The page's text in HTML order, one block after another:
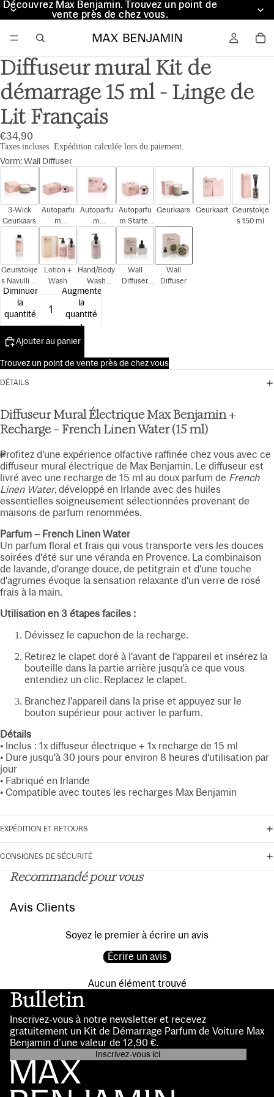
Découvrez Max Benjamin. Trouvez un point de
vente près de chez vous.
Découvrez Max Benjamin. Trouvez un point de
vente près de chez vous.
Diffuseur mural Kit de
démarrage 15 ml - Linge de
Lit Français
€34,90
Taxes incluses. Expédition calculée lors du paiement.
Vorm:Wall Diffuser
3-Wick
Geurkaars
Autoparfu
m
Autoparfu
m
Navulling
Autoparfu
m Starter
Geurkaars Geurkaart Geurstokje
s 150 ml
Geurstokje
s Navulling
150 ml
Lotion +
Wash
Hand/Body
Wash
300ml
Wall
Diffuser
Wall
Diffuser
Diminuer
la
quantité
Augmenter
la
quantité
Ajouter au panier
Trouvez un point de vente près de chez vous
DÉTAILS
Diffuseur Mural Électrique Max Benjamin +
Recharge – French Linen Water (15 ml)
Profitez d'une expérience olfactive raffinée chez vous avec ce
diffuseur mural électrique de Max Benjamin. Le diffuseur est
livré avec une recharge de 15 ml au doux parfum de French
Linen Water, développé en Irlande avec des huiles
essentielles soigneusement sélectionnées provenant de
maisons de parfum renommées.
Parfum – French Linen Water
Un parfum floral et frais qui vous transporte vers les douces
soirées d'été sur une véranda en Provence. La combinaison
de lavande, d'orange douce, de petitgrain et d'une touche
d'agrumes évoque la sensation relaxante d'un verre de rosé
frais à la main.
Utilisation en 3 étapes faciles :
Dévissez le capuchon de la recharge.
Retirez le clapet doré à l'avant de l'appareil et insérez la
bouteille dans la partie arrière jusqu'à ce que vous
entendiez un clic. Replacez le clapet.
Branchez l'appareil dans la prise et appuyez sur le
bouton supérieur pour activer le parfum.
Détails
• Inclus : 1x diffuseur électrique + 1x recharge de 15 ml
• Dure jusqu'à 30 jours pour environ 8 heures d'utilisation par
jour
• Fabriqué en Irlande
• Compatible avec toutes les recharges Max Benjamin
EXPÉDITION ET RETOURS
CONSIGNES DE SÉCURITÉ
Recommandé pour vous
Avis Clients
Soyez le premier à écrire un avis
Écrire un avis
Aucun élément trouvé
Bulletin
Inscrivez-vous à notre newsletter et recevez
gratuitement un Kit de Démarrage Parfum de Voiture Max
Benjamin d’une valeur de 12,90 €.
Inscrivez-vous ici
Politique de confidentialité
Coordonnées